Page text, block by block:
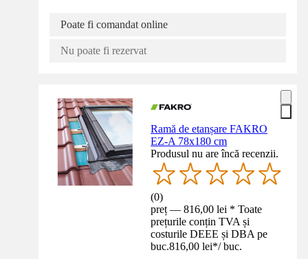
Poate fi comandat online
Nu poate fi rezervat
Ramă de etanșare FAKRO
EZ-A 78x180 cm
Produsul nu are încă recenzii.
(0)
preț — 816,00 lei * Toate
prețurile conțin TVA și
costurile DEEE și DBA pe
buc.816,00 lei*/ buc.